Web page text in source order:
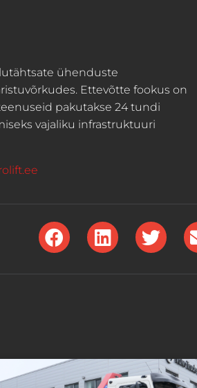
ühenduste
Ettevõtte fookus on
pakutakse 24 tundi
vajaliku infrastruktuuri